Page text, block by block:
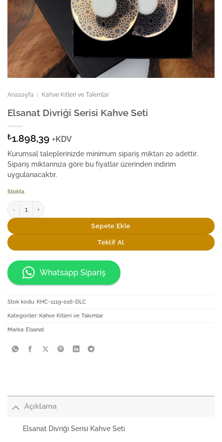
Anasayfa Kahve Kitleri ve Takımlar
Elsanat Divriği Serisi Kahve Seti
₺1.898,39 +KDV
Kurumsal taleplerinizde minimum sipariş miktarı 20 adettir.
Sipariş miktarınıza göre bu fiyatlar üzerinden indirim
uygulanacaktır.
Stokta
Elsanat Divriği Serisi Kahve Seti adet
Sepete Ekle
Teklif Al
Whatsapp Sipariş
Stok kodu: KHC-1119-016-DLC
Kategoriler: Kahve Kitleri ve Takımlar
Marka: Elsanat
Açıklama
Elsanat Divriği Serisi Kahve Seti